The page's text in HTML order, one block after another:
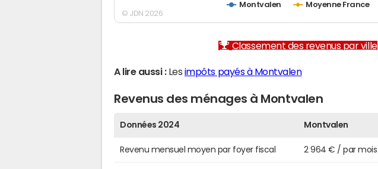
Montvalen Moyenne France
© JDN 2026
Classement des revenus par ville
A lire aussi :Les impôts payés à Montvalen
Revenus des ménages à Montvalen
Données 2024 Montvalen
Revenu mensuel moyen par foyer fiscal 2 964 € / par mois